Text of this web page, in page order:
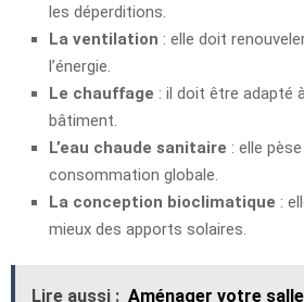
les déperditions.
La ventilation : elle doit
l’énergie.
Le chauffage : il doit être adapté
bâtiment.
L’eau chaude sanitaire : elle
consommation globale.
La conception bioclimatique :
mieux des apports solaires.
Lire aussi : Aménager votre